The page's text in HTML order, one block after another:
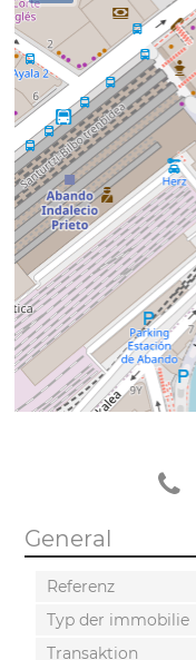
General
Referenz
Typ der immobilie
Transaktion